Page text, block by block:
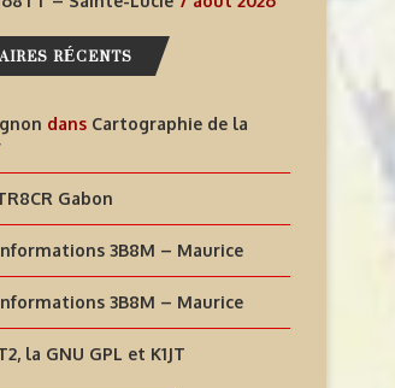
RÉCENTS
dans Cartographie de la
Gabon
3B8M – Maurice
3B8M – Maurice
la GNU GPL et K1JT